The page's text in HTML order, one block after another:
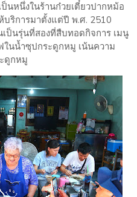
นหนึ่งในร้านก๋วยเตี๋ยวปากหม้อ
บริการมาตั้งแต่ปี พ.ศ. 2510
ป็นรุ่นที่สองที่สืบทอดกิจการ เมนู
ในน้ำซุปกระดูกหมู เน้นความ
ดูกหมู